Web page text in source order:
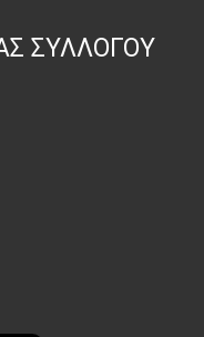
ΣΥΛΛΌΓΟΥ